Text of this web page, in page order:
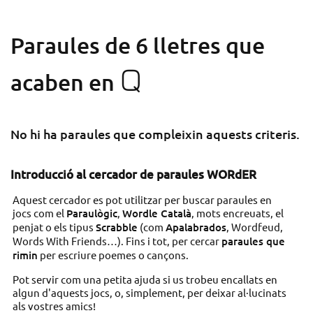
Paraules de 6 lletres que
acaben en Q
No hi ha paraules que compleixin aquests criteris.
Introducció al cercador de paraules WORdER
Aquest cercador es pot utilitzar per buscar paraules en
jocs com el Paraulògic, Wordle Català, mots encreuats, el
penjat o els tipus Scrabble (com Apalabrados, Wordfeud,
Words With Friends…). Fins i tot, per cercar paraules que
rimin per escriure poemes o cançons.
Pot servir com una petita ajuda si us trobeu encallats en
algun d'aquests jocs, o, simplement, per deixar al·lucinats
als vostres amics!